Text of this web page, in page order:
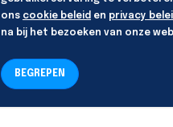
ons cookie beleid en privacy
na bij het bezoeken van onze
BEGREPEN